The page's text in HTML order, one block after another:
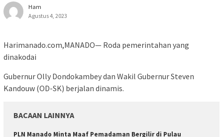
Ham
Agustus 4, 2023
Harimanado.com,MANADO— Roda pemerintahan yang
dinakodai
Gubernur Olly Dondokambey dan Wakil Gubernur Steven
Kandouw (OD-SK) berjalan dinamis.
BACAAN LAINNYA
PLN Manado Minta Maaf Pemadaman Bergilir di Pulau